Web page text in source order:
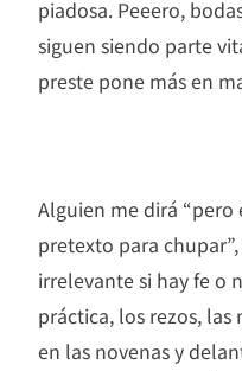
piadosa. Peeero,
siguen siendo parte
preste pone más en
Alguien me dirá “pero
pretexto para
irrelevante si hay fe o
práctica, los rezos, las
en las novenas y